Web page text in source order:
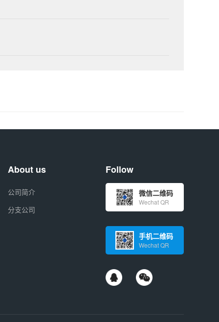
About us
公司简介
分支公司
Follow
微信二维码
Wechat QR
手机二维码
Wechat QR